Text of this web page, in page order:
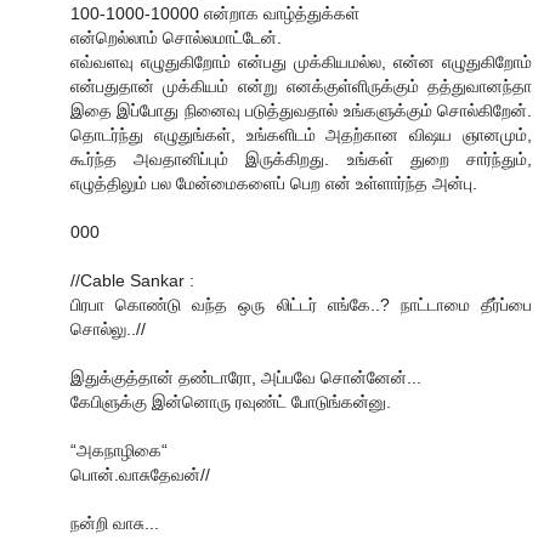
100-1000-10000 என்றாக வாழ்த்துக்கள்
என்றெல்லாம் சொல்லமாட்டேன்.
எவ்வளவு எழுதுகிறோம் என்பது முக்கியமல்ல, என்ன எழுதுகிறோம்
என்பதுதான் முக்கியம் என்று எனக்குள்ளிருக்கும் தத்துவானந்தா
இதை இப்போது நினைவு படுத்துவதால் உங்களுக்கும் சொல்கிறேன்.
தொடர்ந்து எழுதுங்கள், உங்களிடம் அதற்கான விஷய ஞானமும்,
கூர்ந்த அவதானிப்பும் இருக்கிறது. உங்கள் துறை சார்ந்தும்,
எழுத்திலும் பல மேன்மைகளைப் பெற என் உள்ளார்ந்த அன்பு.
000
//Cable Sankar :
பிரபா கொண்டு வந்த ஒரு லிட்டர் எங்கே..? நாட்டாமை தீர்ப்பை
சொல்லு..//
இதுக்குத்தான் தண்டாரோ, அப்பவே சொன்னேன்...
கேபிளுக்கு இன்னொரு ரவுண்ட் போடுங்கன்னு.
“அகநாழிகை“
பொன்.வாசுதேவன்//
நன்றி வாசு...